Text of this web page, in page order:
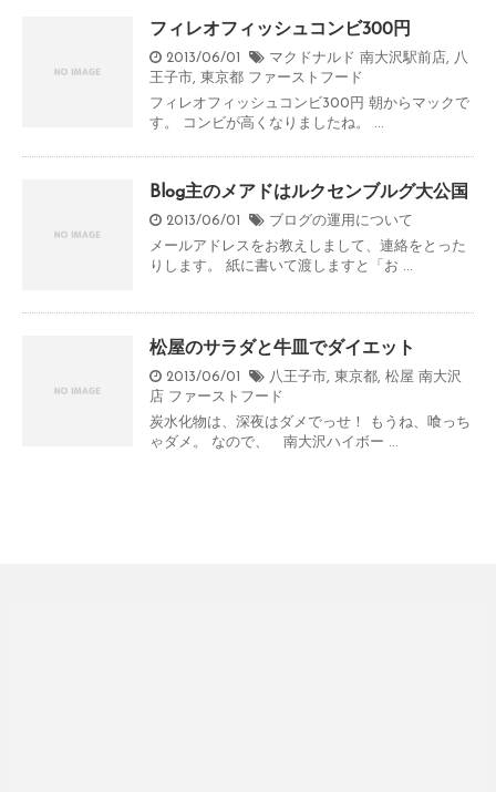
フィレオフィッシュコンビ300円
2013/06/01 マクドナルド 南大沢駅前店, 八
王子市, 東京都 ファーストフード
フィレオフィッシュコンビ300円 朝からマックで
す。 コンビが高くなりましたね。 ...
Blog主のメアドはルクセンブルグ大公国
2013/06/01
ブログの運用について
メールアドレスをお教えしまして、連絡をとった
りします。 紙に書いて渡しますと「お ...
松屋のサラダと牛皿でダイエット
2013/06/01 八王子市, 東京都, 松屋 南大沢
店 ファーストフード
炭水化物は、深夜はダメでっせ！ もうね、喰っち
ゃダメ。 なので、 南大沢ハイボー ...